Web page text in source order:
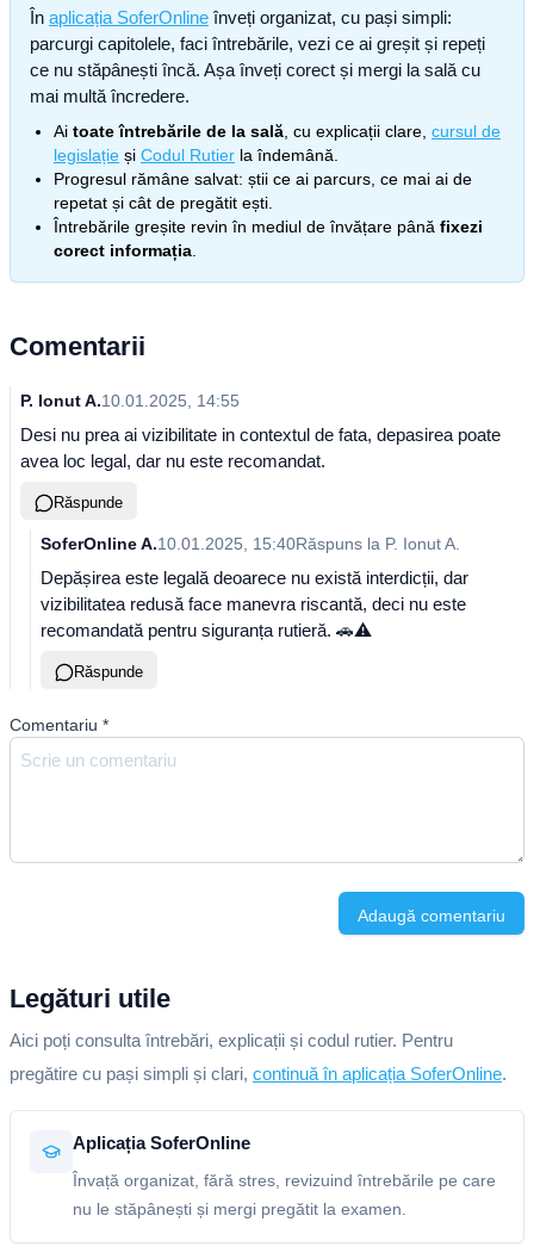
În aplicația SoferOnline înveți organizat, cu pași simpli:
parcurgi capitolele, faci întrebările, vezi ce ai greșit și repeți
ce nu stăpânești încă. Așa înveți corect și mergi la sală cu
mai multă încredere.
Ai toate întrebările de la sală , cu explicații clare, cursul de
legislație și Codul Rutier la îndemână.
Progresul rămâne salvat: știi ce ai parcurs, ce mai ai de
repetat și cât de pregătit ești.
Întrebările greșite revin în mediul de învățare până fixezi
corect informația
Comentarii
P. Ionut A.10.01.2025, 14:55
Desi nu prea ai vizibilitate in contextul de fata, depasirea poate
avea loc legal, dar nu este recomandat.
Răspunde
SoferOnline A.10.01.2025, 15:40Răspuns la P. Ionut A.
Depășirea este legală deoarece nu există interdicții, dar
vizibilitatea redusă face manevra riscantă, deci nu este
recomandată pentru siguranța rutieră. 🚗⚠️
Răspunde
Comentariu *
Adaugă comentariu
Legături utile
Aici poți consulta întrebări, explicații și codul rutier. Pentru
pregătire cu pași simpli și clari, continuă în aplicația SoferOnline.
Aplicația SoferOnline
Învață organizat, fără stres, revizuind întrebările pe care
nu le stăpânești și mergi pregătit la examen.